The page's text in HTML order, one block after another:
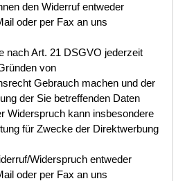
den Widerruf entweder
oder per Fax an uns
nach Art. 21 DSGVO jederzeit
von
Gebrauch machen und der
der Sie betreffenden Daten
Widerspruch kann insbesondere
für Zwecke der Direktwerbung
Widerspruch entweder
oder per Fax an uns